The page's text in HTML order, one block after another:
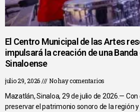
El Centro Municipal de las Artes
impulsará la creación de una
Sinaloense
julio 29, 2026
No hay comentarios
Mazatlán, Sinaloa, 29 de julio de 2026.—
preservar el patrimonio sonoro de la región